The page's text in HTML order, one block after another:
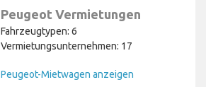
Peugeot Vermietungen
Fahrzeugtypen: 6
Vermietungsunternehmen: 17
Peugeot-Mietwagen anzeigen